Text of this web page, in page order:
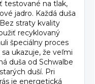
testované na tlak,
jadro. Každá duša
straty kvality
recyklovaný
špeciálny proces
ukazuje, že veľmi
duša od Schwalbe
duší. Pri
je energetická